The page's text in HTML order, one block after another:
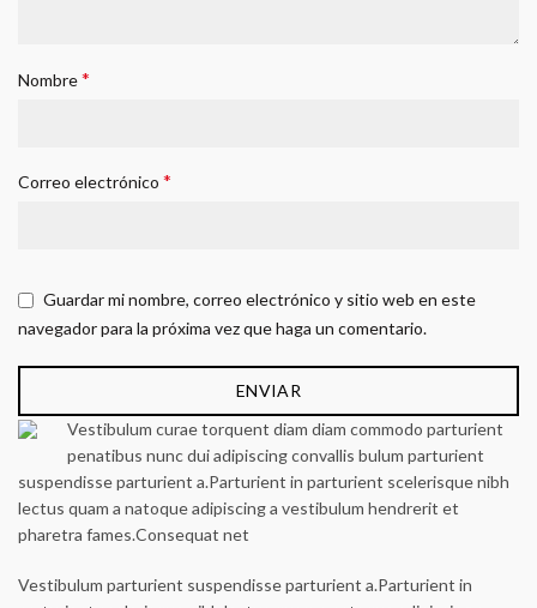
Nombre*
Correo electrónico *
Guardar mi nombre, correo electrónico y sitio web en este
navegador para la próxima vez que haga un comentario.
Vestibulum curae torquent diam diam commodo parturient
penatibus nunc dui adipiscing convallis bulum parturient
suspendisse parturient a.Parturient in parturient scelerisque nibh
lectus quam a natoque adipiscing a vestibulum hendrerit et
pharetra fames.Consequat net
Vestibulum parturient suspendisse parturient a.Parturient in